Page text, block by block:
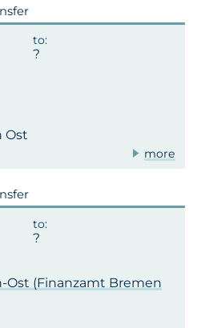
Ost
more
Ost (Finanzamt Bremen